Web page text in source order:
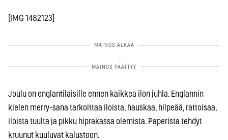
[IMG 1482123]
Joulu on englantilaisille ennen kaikkea ilon juhla. Englannin
kielen merry-sana tarkoittaa iloista, hauskaa, hilpeää, rattoisaa,
iloista tuulta ja pikku hiprakassa olemista. Paperista tehdyt
kruunut kuuluvat kalustoon.